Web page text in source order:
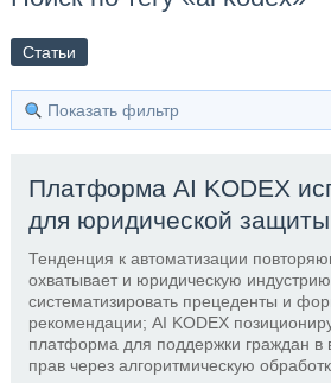
Статьи
Показать фильтр
Платформа AI KODEX
для юридической
Тенденция к автоматизации
охватывает и юридическую
систематизировать прецеденты и
рекомендации; AI KODEX
платформа для поддержки граждан в
прав через алгоритмическую